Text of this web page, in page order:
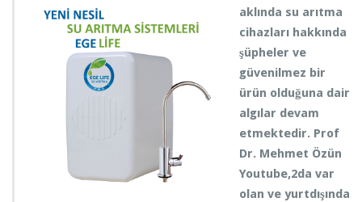
n
a
e
ö
n
aklında su arıtma
cihazları hakkında
şüpheler ve
güvenilmez bir
ürün olduğuna dair
algılar devam
etmektedir. Prof
Dr. Mehmet Özün
Youtube,2da var
olan ve yurtdışında